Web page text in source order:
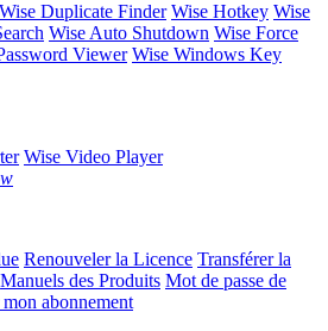
Wise Duplicate Finder Wise Hotkey Wise
Wise Auto Shutdown Wise Force
Viewer Wise Windows Key
Wise Video Player
Renouveler la Licence Transférer la
Manuels des Produits Mot de passe de
abonnement